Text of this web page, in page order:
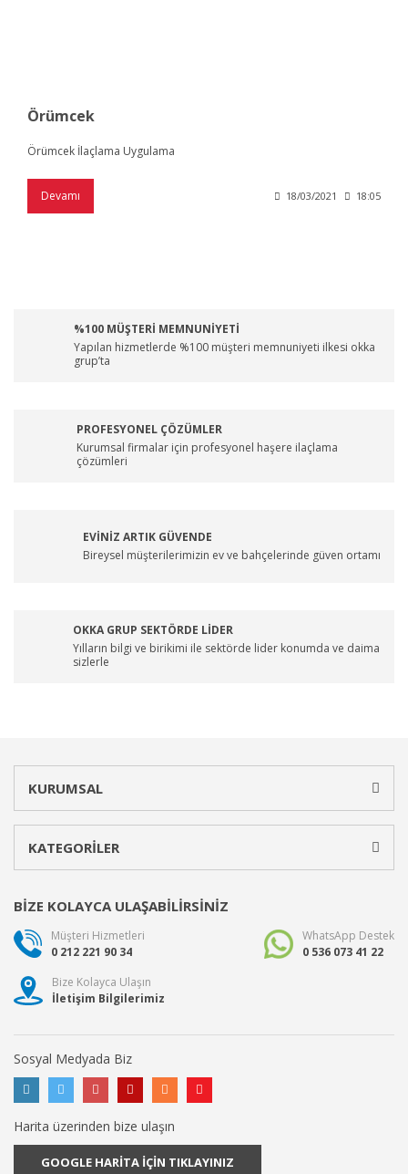
Örümcek
Örümcek İlaçlama Uygulama
Devamı 18/03/2021 18:05
%100 MÜŞTERİ MEMNUNİYETİ
Yapılan hizmetlerde %100 müşteri memnuniyeti ilkesi okka
grup’ta
PROFESYONEL ÇÖZÜMLER
Kurumsal firmalar için profesyonel haşere ilaçlama
çözümleri
EVİNİZ ARTIK GÜVENDE
Bireysel müşterilerimizin ev ve bahçelerinde güven ortamı
OKKA GRUP SEKTÖRDE LİDER
Yılların bilgi ve birikimi ile sektörde lider konumda ve daima
sizlerle
KURUMSAL
KATEGORİLER
BİZE KOLAYCA ULAŞABİLİRSİNİZ
Müşteri Hizmetleri
0 212 221 90 34
WhatsApp Destek
0 536 073 41 22
Bize Kolayca Ulaşın
İletişim Bilgilerimiz
Sosyal Medyada Biz
Harita üzerinden bize ulaşın
GOOGLE HARİTA İÇİN TIKLAYINIZ